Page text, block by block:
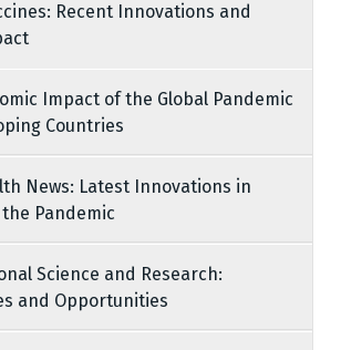
Recent Innovations and
Impact of the Global Pandemic
Countries
News: Latest Innovations in
Pandemic
Science and Research:
and Opportunities